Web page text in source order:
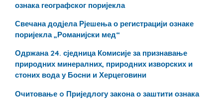
ознака географског поријекла
Свечана додјела Рјешења о регистрацији ознаке
поријекла „Романијски мед“
Одржана 24. сједница Комисије за признавање
природних минералних, природних изворских и
стоних вода у Босни и Херцеговини
Очитовање o Приједлогу закона о заштити ознака